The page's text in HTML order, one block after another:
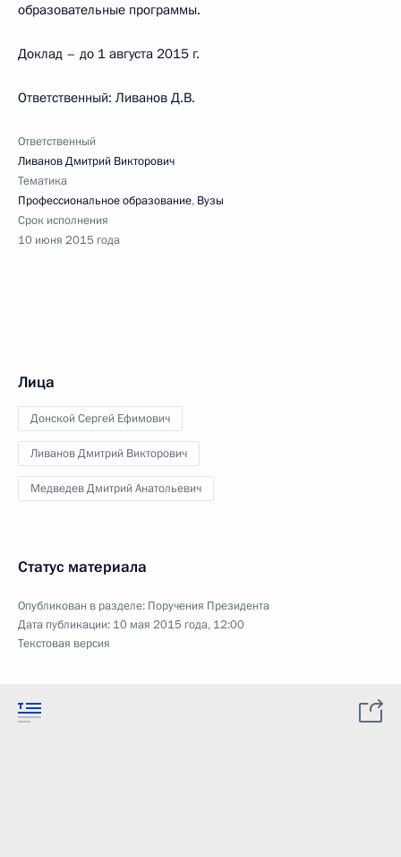
образовательные программы.
Доклад – до 1 августа 2015 г.
Ответственный: Ливанов Д.В.
Ответственный
Ливанов Дмитрий Викторович
Тематика
Профессиональное образование, Вузы
Срок исполнения
10 июня 2015 года
Лица
Донской Сергей Ефимович
Ливанов Дмитрий Викторович
Медведев Дмитрий Анатольевич
Статус материала
Опубликован в разделе: Поручения Президента
Дата публикации: 10 мая 2015 года, 12:00
Текстовая версия